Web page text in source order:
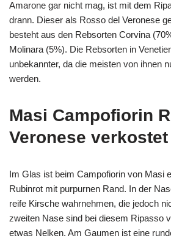
Amarone gar nicht mag, ist mit dem
drann. Dieser als Rosso del Veronese
besteht aus den Rebsorten Corvina
Molinara (5%). Die Rebsorten in
unbekannter, da die meisten von ihnen
werden.
Masi Campofiorin
Veronese verkostet
Im Glas ist beim Campofiorin von Masi
Rubinrot mit purpurnen Rand. In der
reife Kirsche wahrnehmen, die jedoch
zweiten Nase sind bei diesem Ripasso
etwas Nelken. Am Gaumen ist eine